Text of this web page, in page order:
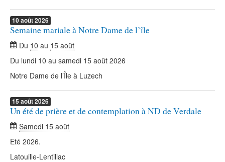
10 août2026
Semaine mariale à Notre Dame de l’île
Du 10 au 15 août
Du lundi 10 au samedi 15 août 2026
Notre Dame de l’Île à Luzech
15 août2026
Un été de prière et de contemplation à ND de Verdale
Samedi 15 août
Eté 2026.
Latouille-Lentillac